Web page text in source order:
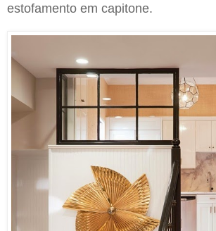
estofamento em capitone.